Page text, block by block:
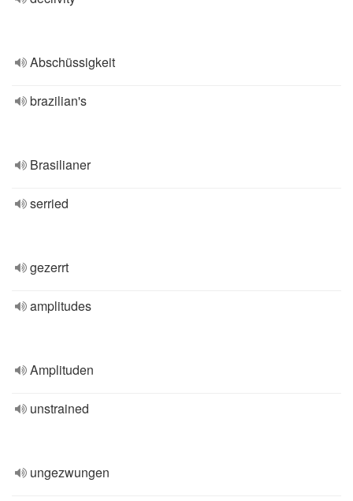
Abschüssigkeit
brazilian's
Brasilianer
serried
gezerrt
amplitudes
Amplituden
unstrained
ungezwungen